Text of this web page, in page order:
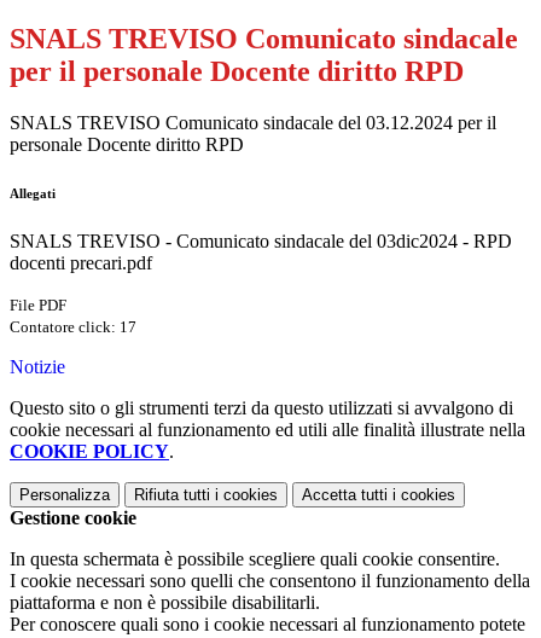
SNALS TREVISO Comunicato sindacale
per il personale Docente diritto RPD
SNALS TREVISO Comunicato sindacale del 03.12.2024 per il
personale Docente diritto RPD
Allegati
SNALS TREVISO - Comunicato sindacale del 03dic2024 - RPD
docenti precari.pdf
File PDF
Contatore click: 17
Notizie
Questo sito o gli strumenti terzi da questo utilizzati si avvalgono di
cookie necessari al funzionamento ed utili alle finalità illustrate nella
COOKIE POLICY.
Personalizza Rifiuta tutti i cookies Accetta tutti i cookies
Gestione cookie
In questa schermata è possibile scegliere quali cookie consentire.
I cookie necessari sono quelli che consentono il funzionamento della
piattaforma e non è possibile disabilitarli.
Per conoscere quali sono i cookie necessari al funzionamento potete